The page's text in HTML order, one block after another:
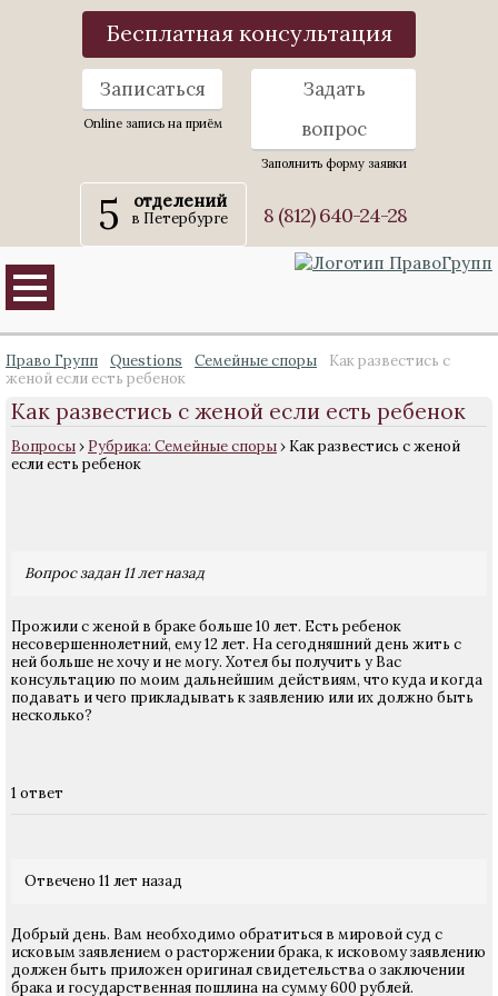
Бесплатная консультация
Записаться
Online запись на приём
Задать
вопрос
Заполнить форму заявки
5 отделений
в Петербурге 8 (812) 640-24-28
Право Групп Questions Семейные споры
Как развестись с
женой если есть ребенок
Как развестись с женой если есть ребенок
Вопросы› Рубрика: Семейные споры› Как развестись с женой
если есть ребенок
Вопрос задан 11 лет назад
Прожили с женой в браке больше 10 лет. Есть ребенок
несовершеннолетний, ему 12 лет. На сегодняшний день жить с
ней больше не хочу и не могу. Хотел бы получить у Вас
консультацию по моим дальнейшим действиям, что куда и когда
подавать и чего прикладывать к заявлению или их должно быть
несколько?
1 ответ
Отвечено 11 лет назад
Добрый день. Вам необходимо обратиться в мировой суд с
исковым заявлением о расторжении брака, к исковому заявлению
должен быть приложен оригинал свидетельства о заключении
брака и государственная пошлина на сумму 600 рублей.